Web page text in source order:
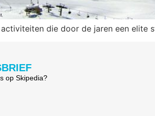
die door de jaren een elite
op Skipedia?